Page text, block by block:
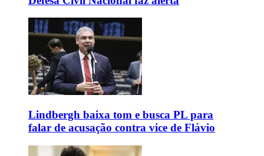
Lindbergh baixa tom e busca PL para
falar de acusação contra vice de Flávio